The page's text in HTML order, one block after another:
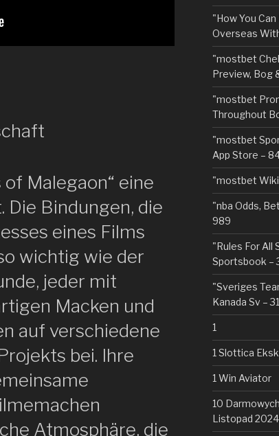
Malegaon“ eine
Die Bindungen, die
eines Films
wichtig wie der
jeder mit
Macken und
auf verschiedene
bei. Ihre
Atmosphäre, die
"How You
Overseas
"mostbet
Preview, Bog
"mostbet
Throughout
"‎mostbet
App Store –
"mostbet
"nba Odds,
989
"Rules For All
Sportsbook –
"Sveriges
Kanada Sv –
1
1 Slottica
1 Win Aviator
10
Listopad